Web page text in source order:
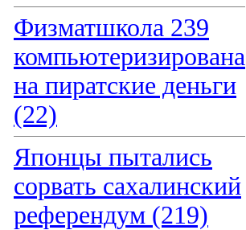
Физматшкола 239
компьютеризирована
на пиратские деньги
(22)
Японцы пытались
сорвать сахалинский
референдум (219)